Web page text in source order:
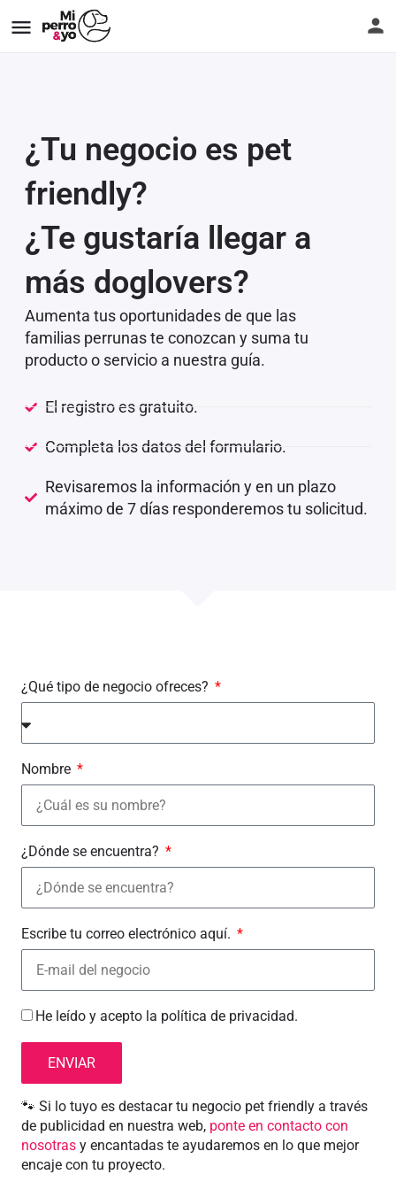
¿Tu negocio es pet
friendly?
¿Te gustaría llegar a
más doglovers?
Aumenta tus oportunidades de que las
familias perrunas te conozcan y suma tu
producto o servicio a nuestra guía.
El registro es gratuito.
Completa los datos del formulario.
Revisaremos la información y en un plazo
máximo de 7 días responderemos tu solicitud.
¿Qué tipo de negocio ofreces?
Nombre
¿Dónde se encuentra?
Escribe tu correo electrónico aquí.
He leído y acepto la política de privacidad.
ENVIAR
🐾 Si lo tuyo es destacar tu negocio pet friendly a través
de publicidad en nuestra web, ponte en contacto con
nosotras y encantadas te ayudaremos en lo que mejor
encaje con tu proyecto.